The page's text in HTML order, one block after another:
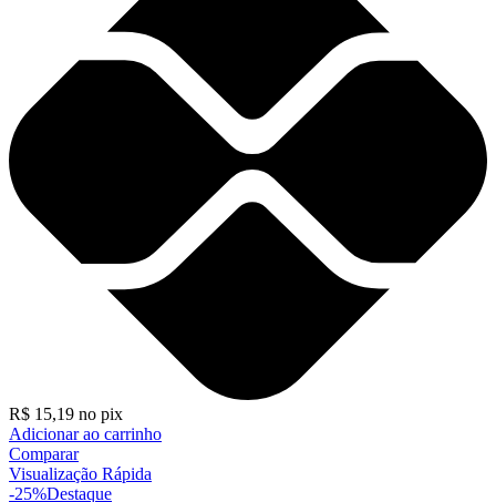
R$ 15,19 no pix
Adicionar ao carrinho
Comparar
Visualização Rápida
-25%Destaque